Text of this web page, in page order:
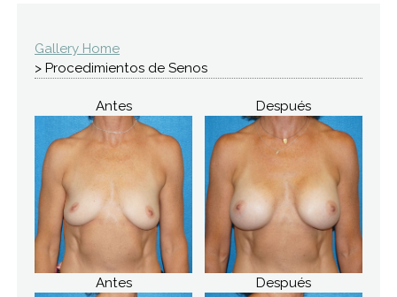
Gallery Home
> Procedimientos de Senos
Antes Después
Antes Después